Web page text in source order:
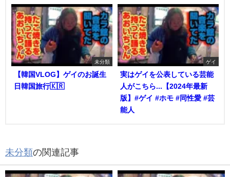
未分類
【韓国VLOG】ゲイのお誕生
日韓国旅行🇰🇷
ゲイ
実はゲイを公表している芸能
人がこちら...【2024年最新
版】#ゲイ #ホモ #同性愛 #芸
能人
未分類の関連記事